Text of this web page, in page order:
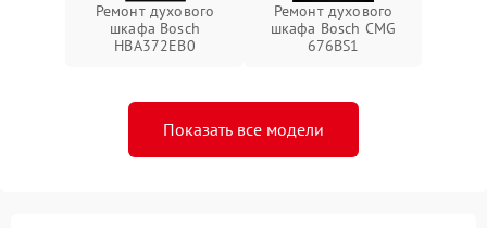
Ремонт духового
шкафа Bosch
HBA372EB0
Ремонт духового
шкафа Bosch CMG
676BS1
Показать все модели